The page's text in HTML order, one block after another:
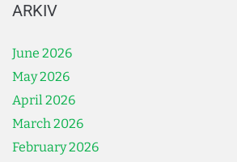
ARKIV
June 2026
May 2026
April 2026
March 2026
February 2026